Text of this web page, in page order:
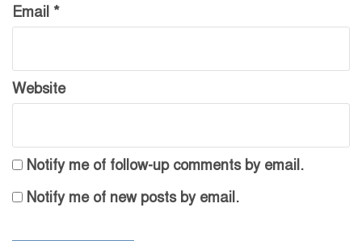
Email *
Website
Notify me of follow-up comments by email.
Notify me of new posts by email.